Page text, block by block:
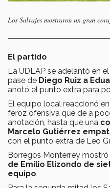
Los Salvajes mostraron un gran
El partido
La UDLAP se adelantó en
pase de Diego Ruiz a
anotó el punto extra para
El equipo local reaccionó
feroz ofensiva que de a
anotación, hasta que una
Marcelo Gutiérrez
con el punto extra de Leo
Borregos Monterrey
de Emilio Elizondo de
equipo.